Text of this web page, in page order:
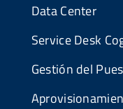
Data Center
Service Desk
Gestión del